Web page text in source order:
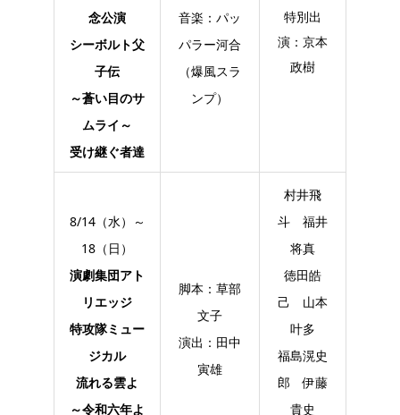
念公演
シーボルト父
子伝
～蒼い目のサ
ムライ～
受け継ぐ者達
音楽：パッ
パラー河合
（爆風スラ
ンプ）
特別出
演：京本
政樹
8/14（水）～
18（日）
演劇集団アト
リエッジ
特攻隊ミュー
ジカル
流れる雲よ
～令和六年よ
脚本：草部
文子
演出：田中
寅雄
村井飛
斗 福井
将真
徳田皓
己 山本
叶多
福島滉史
郎 伊藤
貴史